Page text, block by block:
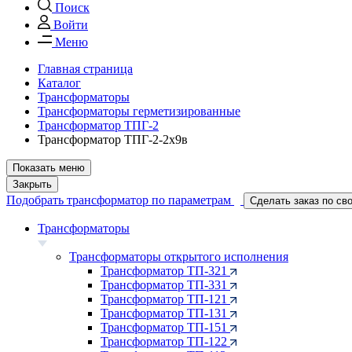
Поиск
Войти
Меню
Главная страница
Каталог
Трансформаторы
Трансформаторы герметизированные
Трансформатор ТПГ-2
Трансформатор ТПГ-2-2х9в
Показать меню
Закрыть
Подобрать трансформатор по параметрам Сделать заказ по
Трансформаторы
Трансформаторы открытого исполнения
Трансформатор ТП-321
Трансформатор ТП-331
Трансформатор ТП-121
Трансформатор ТП-131
Трансформатор ТП-151
Трансформатор ТП-122